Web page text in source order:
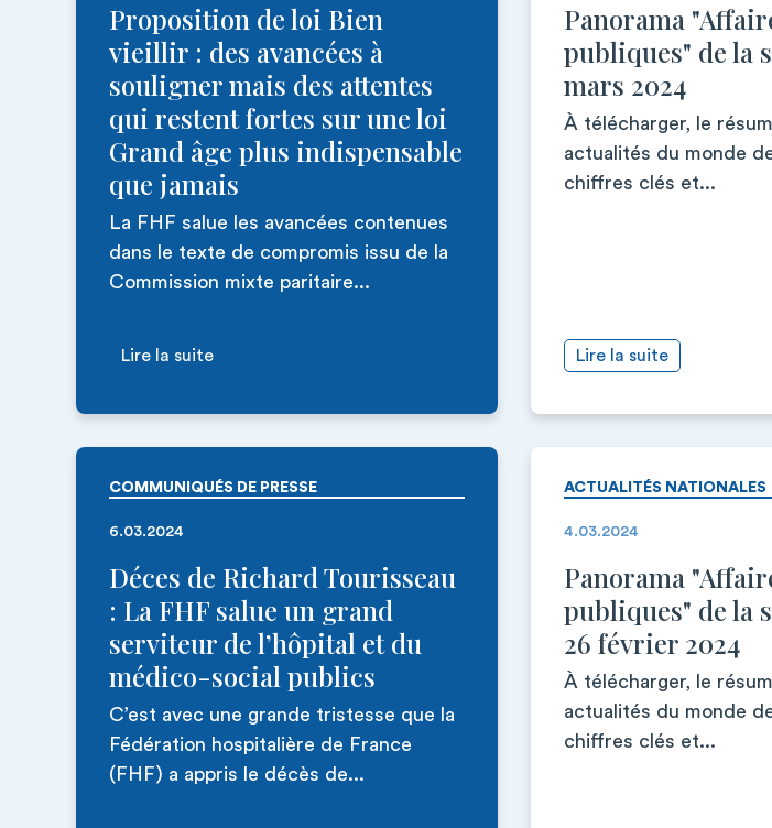
Proposition de loi Bien
vieillir : des avancées à
souligner mais des attentes
qui restent fortes sur une loi
Grand âge plus indispensable
que jamais
La FHF salue les avancées contenues
dans le texte de compromis issu de la
Commission mixte paritaire...
Lire la suite
Panorama
publiques" de la
mars 2024
À télécharger, le
actualités du monde
chiffres clés et...
Lire la suite
COMMUNIQUÉS DE PRESSE
6.03.2024
Déces de Richard Tourisseau
: La FHF salue un grand
serviteur de l’hôpital et du
médico-social publics
C’est avec une grande tristesse que la
Fédération hospitalière de France
(FHF) a appris le décès de...
ACTUALITÉS NATIONALES
4.03.2024
Panorama
publiques" de la
26 février 2024
À télécharger, le
actualités du monde
chiffres clés et...